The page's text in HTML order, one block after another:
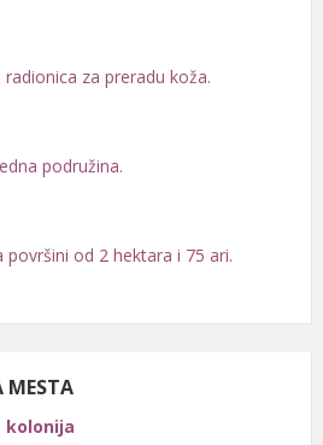
radionica za preradu koža.
podružina.
od 2 hektara i 75 ari.
MESTA
kolonija